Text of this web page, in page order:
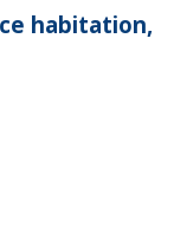
habitation,